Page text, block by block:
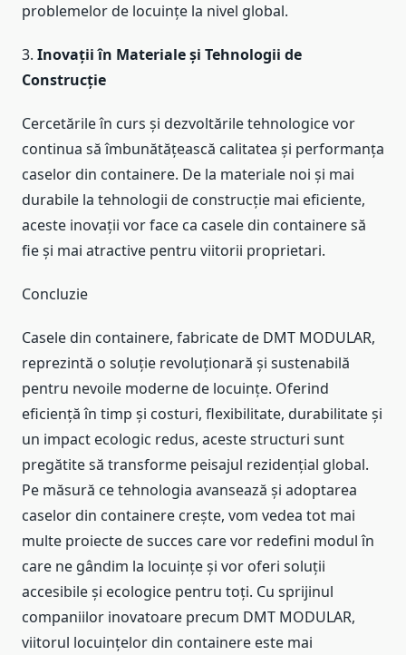
problemelor de locuințe la nivel global.
3. Inovații în Materiale și Tehnologii de
Construcție
Cercetările în curs și dezvoltările tehnologice vor
continua să îmbunătățească calitatea și performanța
caselor din containere. De la materiale noi și mai
durabile la tehnologii de construcție mai eficiente,
aceste inovații vor face ca casele din containere să
fie și mai atractive pentru viitorii proprietari.
Concluzie
Casele din containere, fabricate de DMT MODULAR,
reprezintă o soluție revoluționară și sustenabilă
pentru nevoile moderne de locuințe. Oferind
eficiență în timp și costuri, flexibilitate, durabilitate și
un impact ecologic redus, aceste structuri sunt
pregătite să transforme peisajul rezidențial global.
Pe măsură ce tehnologia avansează și adoptarea
caselor din containere crește, vom vedea tot mai
multe proiecte de succes care vor redefini modul în
care ne gândim la locuințe și vor oferi soluții
accesibile și ecologice pentru toți. Cu sprijinul
companiilor inovatoare precum DMT MODULAR,
viitorul locuințelor din containere este mai